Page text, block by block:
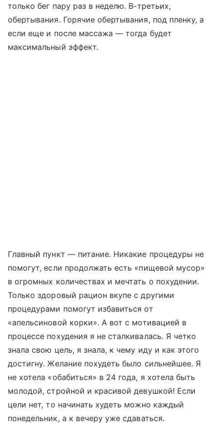
только бег пару раз в неделю. В-третьих,
обертывания. Горячие обертывания, под пленку, а
если еще и после массажа — тогда будет
максимальный эффект.
Главный пункт — питание. Никакие процедуры не
помогут, если продолжать есть «пищевой мусор»
в огромных количествах и мечтать о похудении.
Только здоровый рацион вкупе с другими
процедурами помогут избавиться от
«апельсиновой корки». А вот с мотивацией в
процессе похудения я не сталкивалась. Я четко
знала свою цель, я знала, к чему иду и как этого
достигну. Желание похудеть было сильнейшее. Я
не хотела «обабиться» в 24 года, я хотела быть
молодой, стройной и красивой девушкой! Если
цели нет, то начинать худеть можно каждый
понедельник, а к вечеру уже сдаваться.